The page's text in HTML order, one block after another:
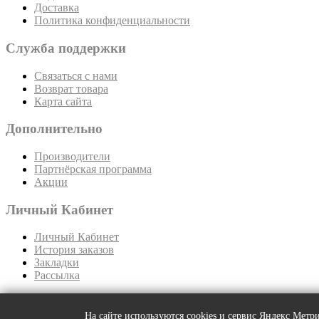
Доставка
Политика конфиденциальности
Служба поддержки
Связаться с нами
Возврат товара
Карта сайта
Дополнительно
Производители
Партнёрская программа
Акции
Личный Кабинет
Личный Кабинет
История заказов
Закладки
Рассылка
Интернет магазин запонок Vipzaponka.ru © 2025
На сайте используются cookies и сервис Яндекс